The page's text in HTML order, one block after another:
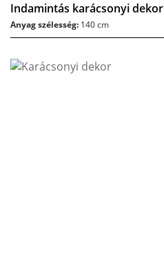
Indamintás karácsonyi dekor
Anyag szélesség: 140 cm